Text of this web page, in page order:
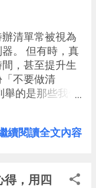
清單常被視為
。 但有時，真
，甚至提升生
不要做清
的是那些我們
們寶貴的時間，
續閱讀全文內容
得，用四